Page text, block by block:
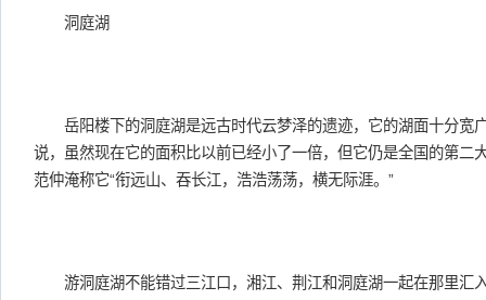
洞庭湖
岳阳楼下的洞庭湖是远古时代云梦泽的遗迹，它的湖面十分宽广
说，虽然现在它的面积比以前已经小了一倍，但它仍是全国的第二
范仲淹称它“衔远山、吞长江，浩浩荡荡，横无际涯。”
游洞庭湖不能错过三江口，湘江、荆江和洞庭湖一起在那里汇